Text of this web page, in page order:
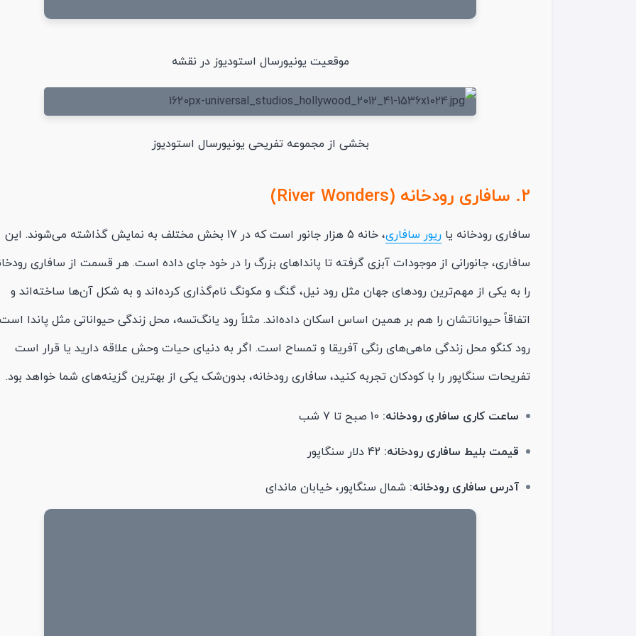
موقعیت یونیورسال استودیوز در نقشه
بخشی از مجموعه تفریحی یونیورسال استودیوز
2. سافاری رودخانه (River Wonders)
سافاری رودخانه یا ریور سافاری
، خانه 5 هزار جانور است که در 17 بخش مختلف به نمایش گذاشته می‌شوند. این
سافاری، جانورانی از موجودات آبزی گرفته تا پانداهای بزرگ را در خود جای داده است. هر قسمت از سافاری
را به یکی از مهم‌ترین رودهای جهان مثل رود نیل، گنگ و مکونگ نام‌گذاری کرده‌اند و به شکل آن‌ها ساخته‌اند و
اتفاقاً حیواناتشان را هم بر همین اساس اسکان داده‌اند. مثلاً رود یانگ‌تسه، محل زندگی حیواناتی مثل پاندا
رود کنگو محل زندگی ماهی‌های رنگی آفریقا و تمساح است. اگر به دنیای حیات وحش علاقه دارید یا قرار است
تفریحات سنگاپور را با کودکان تجربه کنید، سافاری رودخانه، بدون‌شک یکی از بهترین گزینه‌های شما خواهد بود.
ساعت کاری سافاری رودخانه:
قیمت بلیط سافاری رودخانه:
آدرس سافاری رودخانه: شمال سنگاپور، خیابان ماندای